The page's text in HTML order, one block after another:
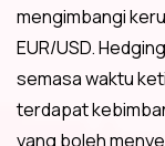
mengimbangi
EUR/USD.
semasa waktu
terdapat
yang boleh